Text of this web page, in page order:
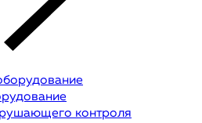
контроля